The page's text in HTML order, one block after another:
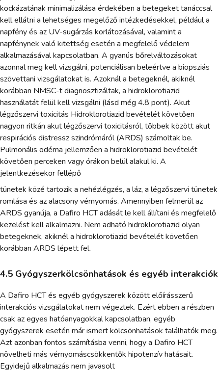
kockázatának minimalizálása érdekében a betegeket tanáccsal
kell ellátni a lehetséges megelőző intézkedésekkel, például a
napfény és az UV-sugárzás korlátozásával, valamint a
napfénynek való kitettség esetén a megfelelő védelem
alkalmazásával kapcsolatban. A gyanús bőrelváltozásokat
azonnal meg kell vizsgálni, potenciálisan beleértve a biopsziás
szövettani vizsgálatokat is. Azoknál a betegeknél, akiknél
korábban NMSC-t diagnosztizáltak, a hidroklorotiazid
használatát felül kell vizsgálni (lásd még 4.8 pont). Akut
légzőszervi toxicitás Hidroklorotiazid bevételét követően
nagyon ritkán akut légzőszervi toxicitásról, többek között akut
respirációs distressz szindrómáról (ARDS) számoltak be.
Pulmonális ödéma jellemzően a hidroklorotiazid bevételét
követően perceken vagy órákon belül alakul ki. A
jelentkezésekor fellépő
tünetek közé tartozik a nehézlégzés, a láz, a légzőszervi tünetek
romlása és az alacsony vérnyomás. Amennyiben felmerül az
ARDS gyanúja, a Dafiro HCT adását le kell állítani és megfelelő
kezelést kell alkalmazni. Nem adható hidroklorotiazid olyan
betegeknek, akiknél a hidroklorotiazid bevételét követően
korábban ARDS lépett fel.
4.5 Gyógyszerkölcsönhatások és egyéb interakciók
A Dafiro HCT és egyéb gyógyszerek között előírásszerű
interakciós vizsgálatokat nem végeztek. Ezért ebben a részben
csak az egyes hatóanyagokkal kapcsolatban, egyéb
gyógyszerek esetén már ismert kölcsönhatások találhatók meg.
Azt azonban fontos számításba venni, hogy a Dafiro HCT
növelheti más vérnyomáscsökkentők hipotenzív hatásait.
Egyidejű alkalmazás nem javasolt